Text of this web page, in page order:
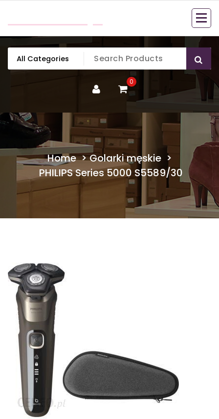
content
0
Home>Golarki męskie >
PHILIPS Series 5000 S5589/30